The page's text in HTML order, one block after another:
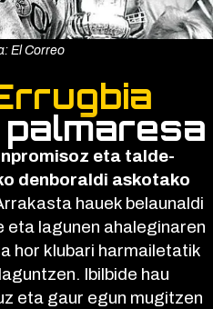
El Correo
eta talde-
denboraldi askotako
hauek belaunaldi
eta lagunen ahaleginaren
hor klubari harmailetatik
Ibilbide hau
eta gaur egun mugitzen